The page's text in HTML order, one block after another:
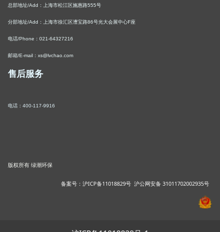
总部地址/Add：上海市松江区施惠路555号
分部地址/Add：上海市徐汇区漕宝路86号光大会展中心F座
电话/Phone：021-64327216
邮箱/E-mail：xs@lvchao.com
售后服务
电话： 400-117-9916
版权所有 绿潮环保
备案号：沪ICP备11018829号 沪公网安备 31011702002935号